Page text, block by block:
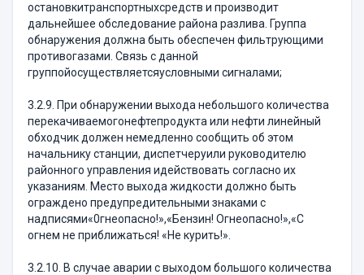
остановкитранспортныхсредств и производит
дальнейшее обследование района разлива. Группа
обнаружения должна быть обеспечен фильтрующими
противогазами. Связь с данной
группойосуществляетсяусловными сигналами;
3.2.9. При обнаружении выхода небольшого количества
перекачиваемогонефтепродукта или нефти линейный
обходчик должен немедленно сообщить об этом
начальнику станции, диспетчеруили руководителю
районного управления идействовать согласно их
указаниям. Место выхода жидкости должно быть
ограждено предупредительными знаками с
надписями«0гнеопасно!»,«Бензин! Огнеопасно!»,«С
огнем не приближаться! «Не курить!».
3.2.10. В случае аварии с выходом большого количества